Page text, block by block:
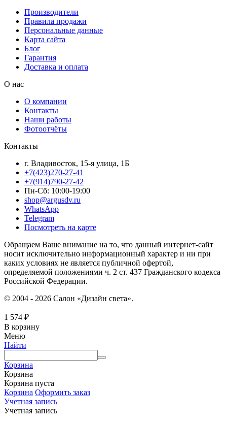
Производители
Правила продажи
Персональные данные
Карта сайта
Блог
Гарантия
Доставка и оплата
О нас
О компании
Контакты
Наши работы
Фотоотчёты
Контакты
г. Владивосток, 15-я улица, 1Б
+7(423)270-27-41
+7(914)790-27-42
Пн-Сб: 10:00-19:00
shop@argusdv.ru
WhatsApp
Telegram
Посмотреть на карте
Обращаем Ваше внимание на то, что данный интернет-сайт
носит исключительно информационный характер и ни при
каких условиях не является публичной офертой,
определяемой положениями ч. 2 ст. 437 Гражданского кодекса
Российской Федерации.
© 2004 - 2026 Салон «Дизайн света».
1 574 ₽
В корзину
Меню
Найти
Корзина
Корзина
Корзина пуста
Корзина Оформить заказ
Учетная запись
Учетная запись